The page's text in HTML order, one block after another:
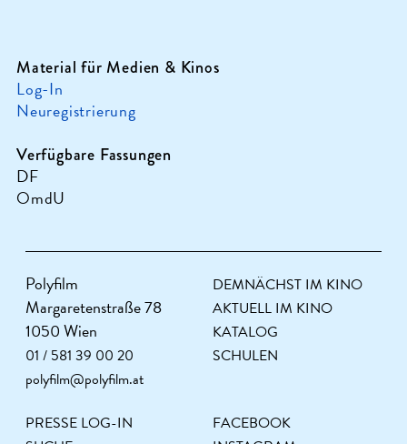
Material für Medien & Kinos
Log-In
Neuregistrierung
Verfügbare Fassungen
DF
OmdU
Polyfilm
Margaretenstraße 78
1050 Wien
01 / 581 39 00 20
polyfilm@polyfilm.at
DEMNÄCHST IM KINO
AKTUELL IM KINO
KATALOG
SCHULEN
PRESSE LOG-IN
FACEBOOK